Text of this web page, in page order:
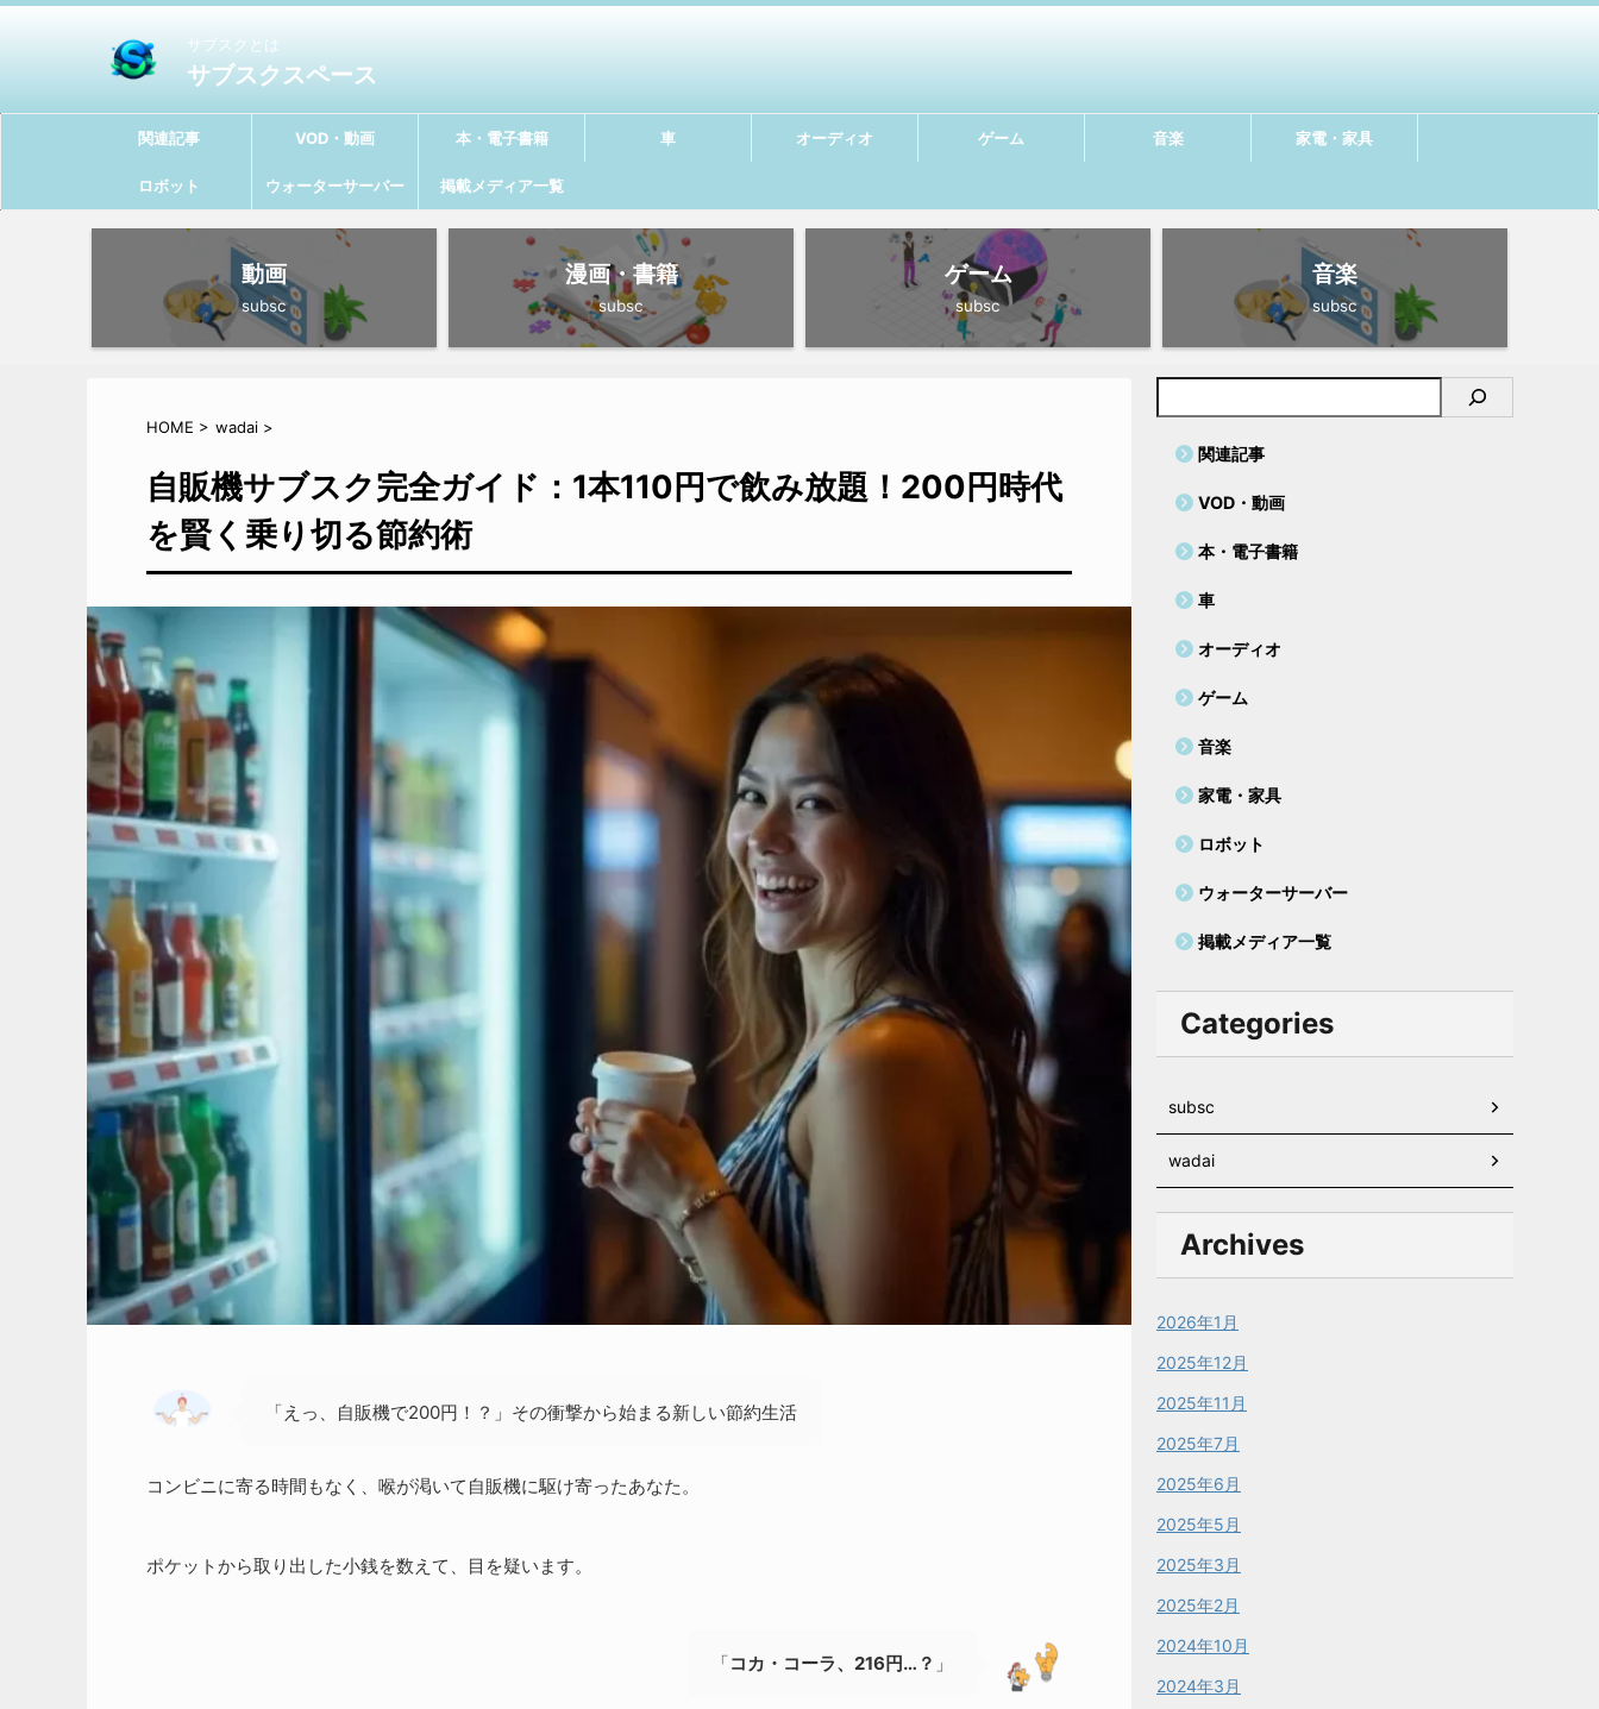
サブスクとは
サブスクスペース
関連記事 VOD・動画 本・電子書籍 車 オーディオ ゲーム 音楽 家電・家具
ロボット ウォーターサーバー 掲載メディア一覧
動画
subsc
漫画・書籍
subsc
ゲーム
subsc
音楽
subsc
HOME > wadai >
自販機サブスク完全ガイド：1本110円で飲み放題！200円時代
を賢く乗り切る節約術
「えっ、自販機で200円！？」その衝撃から始まる新しい節約生活
コンビニに寄る時間もなく、喉が渇いて自販機に駆け寄ったあなた。
ポケットから取り出した小銭を数えて、目を疑います。
「コカ・コーラ、216円…？ 」
関連記事
VOD・動画
本・電子書籍
車
オーディオ
ゲーム
音楽
家電・家具
ロボット
ウォーターサーバー
掲載メディア一覧
Categories
subsc
wadai
Archives
2026年1月
2025年12月
2025年11月
2025年7月
2025年6月
2025年5月
2025年3月
2025年2月
2024年10月
2024年3月